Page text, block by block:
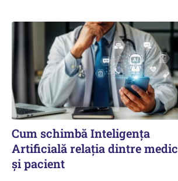
Cum schimbă Inteligența
Artificială relația dintre medic
și pacient